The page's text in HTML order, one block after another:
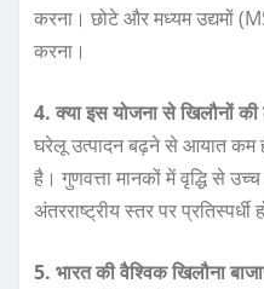
करना। छोटे और मध्यम उद्यमों
करना।
4. क्या इस योजना से खिलौनों की
घरेलू उत्पादन बढ़ने से आयात कम
है। गुणवत्ता मानकों में वृद्धि से
अंतरराष्ट्रीय स्तर पर प्रतिस्पर्धी
5. भारत की वैश्विक खिलौना